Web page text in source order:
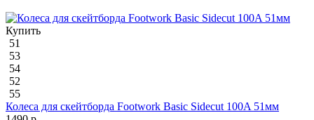
Купить
51
53
54
52
55
Колеса для скейтборда Footwork Basic Sidecut 100A 51мм